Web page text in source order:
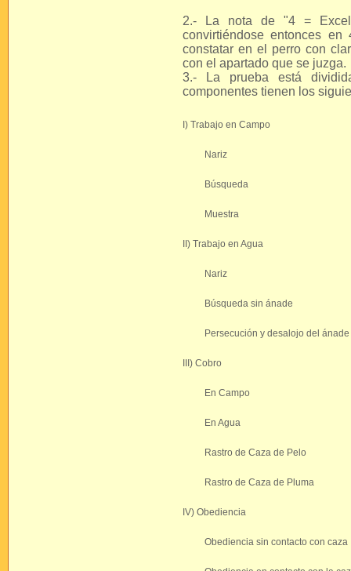
2.- La nota de "4 =
convirtiéndose entonces
constatar en el perro con
con el apartado que se juzga.
3.- La prueba está
componentes tienen los
I) Trabajo en Campo
Nariz
Búsqueda
Muestra
II) Trabajo en Agua
Nariz
Búsqueda sin ánade
Persecución y desalojo del ánade
III) Cobro
En Campo
En Agua
Rastro de Caza de Pelo
Rastro de Caza de Pluma
IV) Obediencia
Obediencia sin contacto con caza